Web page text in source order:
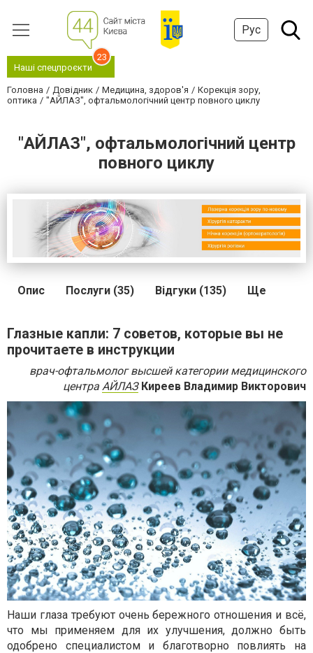
Рус
Наші спецпроєкти
23
Головна Довідник Медицина, здоров'я
Корекція зору,
оптика
"АЙЛАЗ", офтальмологічний центр повного циклу
"АЙЛАЗ", офтальмологічний центр
повного циклу
Опис Послуги (35) Відгуки (135) Ще
Глазные капли: 7 советов, которые вы не
прочитаете в инструкции
врач-офтальмолог высшей категории медицинского
центра АЙЛАЗ Киреев Владимир Викторович
Наши глаза требуют очень бережного отношения и всё,
что мы применяем для их улучшения, должно быть
одобрено специалистом и благотворно повлиять на